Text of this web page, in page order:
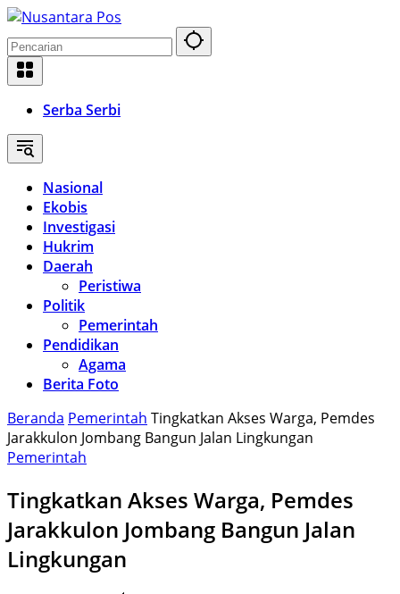
Langsung
ke
konten
Serba Serbi
Nasional
Ekobis
Investigasi
Hukrim
Daerah
Peristiwa
Politik
Pemerintah
Pendidikan
Agama
Berita Foto
Beranda Pemerintah Tingkatkan Akses Warga, Pemdes
Jarakkulon Jombang Bangun Jalan Lingkungan
Pemerintah
Tingkatkan Akses Warga, Pemdes
Jarakkulon Jombang Bangun Jalan
Lingkungan